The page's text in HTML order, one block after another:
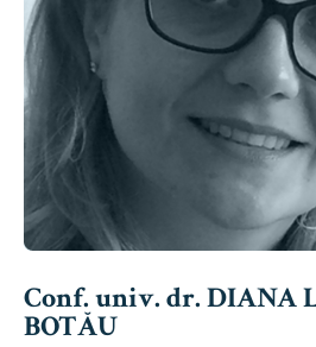
Conf. univ. dr. DIANA
BOTĂU